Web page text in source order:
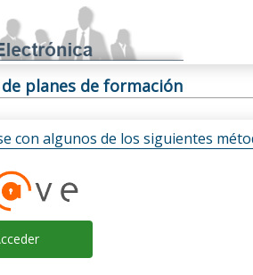
planes de formación
con algunos de los siguientes